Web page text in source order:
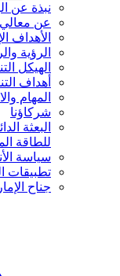
نبذة عن
عن معالي
الأهداف
الرؤية
الهيكل
أهداف
المهام
شركاؤنا
البعثة
للطاقة
سياسة
تطبيقات
جناح